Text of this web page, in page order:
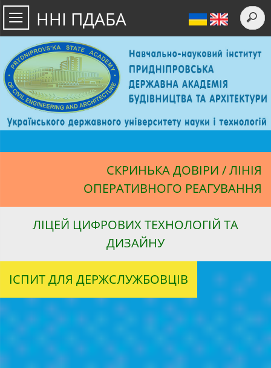
ННІ ПДАБА
СКРИНЬКА ДОВІРИ / ЛІНІЯ
ОПЕРАТИВНОГО РЕАГУВАННЯ
ЛІЦЕЙ ЦИФРОВИХ ТЕХНОЛОГІЙ ТА
ДИЗАЙНУ
ІСПИТ ДЛЯ ДЕРЖСЛУЖБОВЦІВ